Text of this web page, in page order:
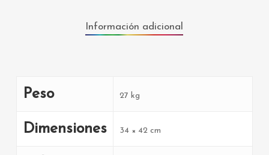
Información adicional
Peso 27 kg
Dimensiones 34 × 42 cm